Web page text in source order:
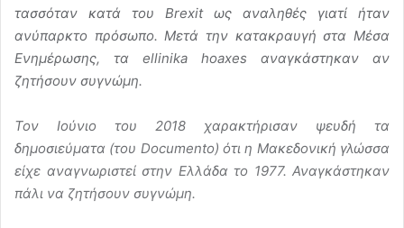
τασσόταν κατά του Brexit ως αναληθές γιατί ήταν
ανύπαρκτο πρόσωπο. Μετά την κατακραυγή στα Μέσα
Ενημέρωσης, τα ellinika hoaxes αναγκάστηκαν αν
ζητήσουν συγνώμη.
Τον Ιούνιο του 2018 χαρακτήρισαν ψευδή τα
δημοσιεύματα (του Documento) ότι η Μακεδονική γλώσσα
είχε αναγνωριστεί στην Ελλάδα το 1977. Αναγκάστηκαν
πάλι να ζητήσουν συγνώμη.